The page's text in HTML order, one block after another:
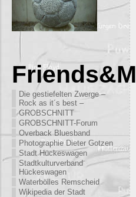
Die gestiefelten Zwerge –
Rock as it´s best –
GROBSCHNITT
GROBSCHNITT-Forum
Overback Bluesband
Photographie Dieter Gotzen
Stadt Hückeswagen
Stadtkulturverband
Hückeswagen
Waterbölles Remscheid
Wikipedia der Stadt